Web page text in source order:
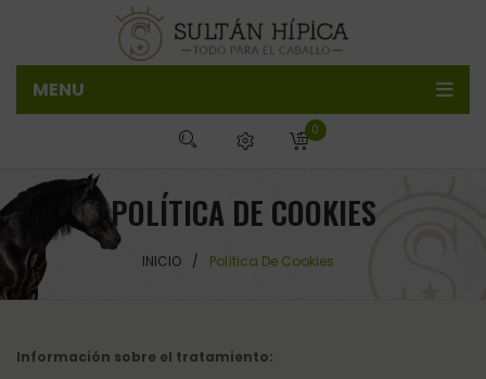
MENU
Alimentación y Nutrición
Forrajes
Golosinas
Cosmética y Cuidados
Cuidados del casco
Para el Caballo
FILETES Y EMBOCADURAS
Para el Jinete
NOVEDADES
Quiénes Somos
Contacto
ALQUILER DE FURGONETAS
0
No tiene productos es la cesta
SUBTOTAL:
POLÍTICA DE COOKIES
INICIO / Política De Cookies
Información sobre el tratamiento: